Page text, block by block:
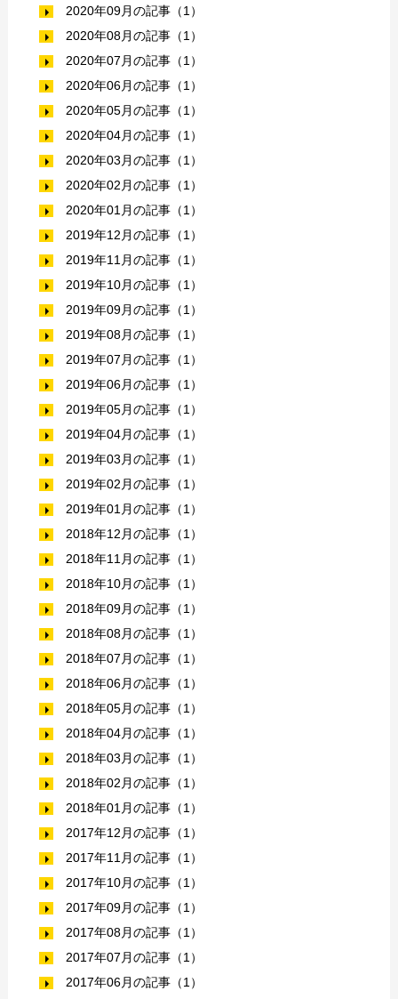
2020年09月の記事（1）
2020年08月の記事（1）
2020年07月の記事（1）
2020年06月の記事（1）
2020年05月の記事（1）
2020年04月の記事（1）
2020年03月の記事（1）
2020年02月の記事（1）
2020年01月の記事（1）
2019年12月の記事（1）
2019年11月の記事（1）
2019年10月の記事（1）
2019年09月の記事（1）
2019年08月の記事（1）
2019年07月の記事（1）
2019年06月の記事（1）
2019年05月の記事（1）
2019年04月の記事（1）
2019年03月の記事（1）
2019年02月の記事（1）
2019年01月の記事（1）
2018年12月の記事（1）
2018年11月の記事（1）
2018年10月の記事（1）
2018年09月の記事（1）
2018年08月の記事（1）
2018年07月の記事（1）
2018年06月の記事（1）
2018年05月の記事（1）
2018年04月の記事（1）
2018年03月の記事（1）
2018年02月の記事（1）
2018年01月の記事（1）
2017年12月の記事（1）
2017年11月の記事（1）
2017年10月の記事（1）
2017年09月の記事（1）
2017年08月の記事（1）
2017年07月の記事（1）
2017年06月の記事（1）